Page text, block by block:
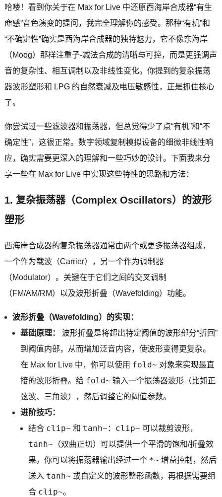
哈喽！看到你关于在 Max for Live 中还原西海岸合成器“有生
命感”音色演变的提问，我完全理解你的感受。那种“有机”和
“不确定性”确实是西海岸合成器的独特魅力，它不像东海岸
（Moog）那样注重子-减法合成的清晰与可控，而是更强调声
音的复杂性、相互调制以及非线性变化。你提到的复杂振荡
器波形塑形和 LPG 的自然衰减及电压敏感性，正是抓住核心
了。
你尝试过一些滤波器和振荡器，但总觉得少了点“有机”和“不
确定性”，这很正常。数字领域复制模拟设备的细微非线性响
应，确实需要更深入的理解和一些巧妙的设计。下面我来分
享一些在 Max for Live 中实现这些特性的思路和方法：
1. 复杂振荡器（Complex Oscillators）的波形
塑形
西海岸合成器的复杂振荡器通常由两个或更多振荡器组成，
一个作为载波（Carrier），另一个作为调制器
（Modulator）。关键在于它们之间的交叉调制
（FM/AM/RM）以及波形折叠（Wavefolding）功能。
波形折叠（Wavefolding）的实现：
基础原理：
波形折叠是将超出特定阈值的波形部分“折回”
到阈值内部，从而增加泛音内容，使波形变得更复杂。
在 Max for Live 中，你可以使用 fold~ 对象来实现最直
接的波形折叠。给 fold~ 输入一个振荡器波形（比如正
弦波、三角波），然后调整它的阈值参数。
进阶技巧：
结合 clip~ 和 tanh~ ： clip~ 可以裁剪波形，
tanh~ （双曲正切）可以提供一个平滑的饱和/折叠效
果。你可以将振荡器输出经过一个 *~ 增益控制，然后
送入 tanh~ 或自定义的波形整形函数，再根据需要组
合 clip~。